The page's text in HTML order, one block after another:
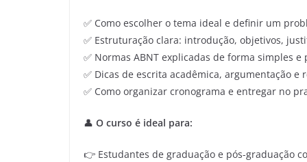
✅ Como escolher o tema ideal e definir um
✅ Estruturação clara: introdução, objetivos,
✅ Normas ABNT explicadas de forma simples e
✅ Dicas de escrita acadêmica, argumentação e
✅ Como organizar cronograma e entregar no
👤 O curso é ideal para:
👉 Estudantes de graduação e pós-graduação